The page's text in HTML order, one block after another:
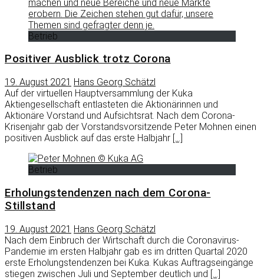
Betrieb
Positiver Ausblick trotz Corona
19. August 2021 Hans Georg Schätzl
Auf der virtuellen Hauptversammlung der Kuka
Aktiengesellschaft entlasteten die Aktionärinnen und
Aktionäre Vorstand und Aufsichtsrat. Nach dem Corona-
Krisenjahr gab der Vorstandsvorsitzende Peter Mohnen einen
positiven Ausblick auf das erste Halbjahr […]
Betrieb
Erholungstendenzen nach dem Corona-
Stillstand
19. August 2021 Hans Georg Schätzl
Nach dem Einbruch der Wirtschaft durch die Coronavirus-
Pandemie im ersten Halbjahr gab es im dritten Quartal 2020
erste Erholungstendenzen bei Kuka. Kukas Auftragseingänge
stiegen zwischen Juli und September deutlich und […]